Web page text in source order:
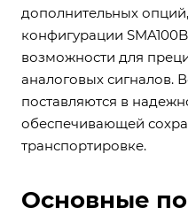
дополнительных
конфигурации
возможности для
аналоговых сигналов.
поставляются в
обеспечивающей
транспортировке.
Основные